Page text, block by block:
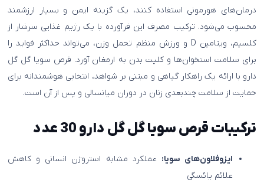
درمان‌های هورمونی استفاده کنند، یک گزینه ایمن و بسیار ارزشمند
محسوب می‌شود. ترکیب مصرف این فرآورده با یک رژیم غذایی سرشار از
کلسیم، ویتامین D و ورزش منظم تحمل وزن، می‌تواند حداکثر فواید را
برای سلامت استخوان‌ها و کلیت بدن به ارمغان آورد. قرص سویا گل گل
دارو با ارائه یک راهکار گیاهی و مبتنی بر شواهد، انتخابی هوشمندانه برای
حمایت از سلامت چندبعدی زنان در دوران میانسالی و پس از آن است.
ترکیبات قرص سویا گل گل دارو 30 عدد
ایزوفلاون‌های سویا: عملکرد مشابه استروژن انسانی و کاهش
علائم یائسگی